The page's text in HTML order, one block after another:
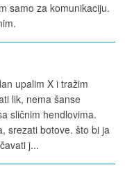
samo za komunikaciju.
upalim X i tražim
lik, nema šanse
sličnim hendlovima.
srezati botove. što bi ja
j...